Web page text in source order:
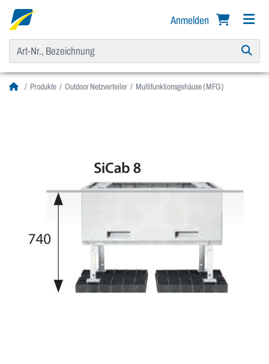
Anmelden
Produkte Outdoor Netzverteiler Multifunktionsgehäuse (MFG)